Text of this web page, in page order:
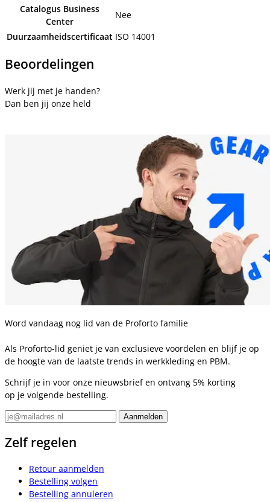
Catalogus Business
Center
Nee
Duurzaamheidscertificaat ISO 14001
Beoordelingen
Werk jij met je handen?
Dan ben jij onze held
Word vandaag nog lid van de Proforto familie
Als Proforto-lid geniet je van exclusieve voordelen en blijf je op
de hoogte van de laatste trends in werkkleding en PBM.
Schrijf je in voor onze nieuwsbrief en ontvang 5% korting
op je volgende bestelling.
Zelf regelen
Retour aanmelden
Bestelling volgen
Bestelling annuleren